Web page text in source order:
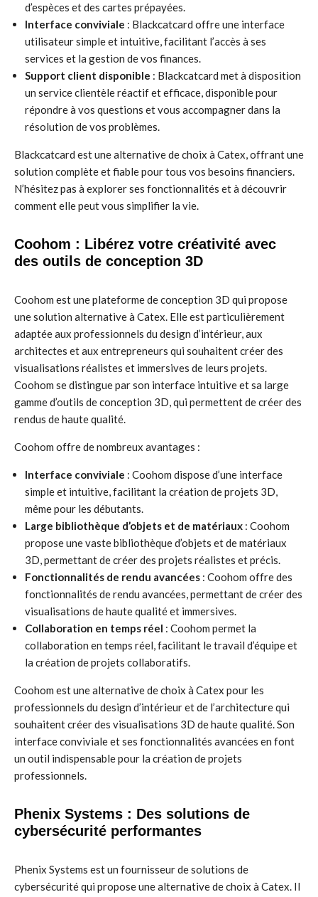
d’espèces et des cartes prépayées.
Interface conviviale : Blackcatcard offre une interface
utilisateur simple et intuitive, facilitant l’accès à ses
services et la gestion de vos finances.
Support client disponible : Blackcatcard met à disposition
un service clientèle réactif et efficace, disponible pour
répondre à vos questions et vous accompagner dans la
résolution de vos problèmes.
Blackcatcard est une alternative de choix à Catex, offrant une
solution complète et fiable pour tous vos besoins financiers.
N’hésitez pas à explorer ses fonctionnalités et à découvrir
comment elle peut vous simplifier la vie.
Coohom : Libérez votre créativité avec
des outils de conception 3D
Coohom est une plateforme de conception 3D qui propose
une solution alternative à Catex. Elle est particulièrement
adaptée aux professionnels du design d’intérieur, aux
architectes et aux entrepreneurs qui souhaitent créer des
visualisations réalistes et immersives de leurs projets.
Coohom se distingue par son interface intuitive et sa large
gamme d’outils de conception 3D, qui permettent de créer des
rendus de haute qualité.
Coohom offre de nombreux avantages :
Interface conviviale : Coohom dispose d’une interface
simple et intuitive, facilitant la création de projets 3D,
même pour les débutants.
Large bibliothèque d’objets et de matériaux : Coohom
propose une vaste bibliothèque d’objets et de matériaux
3D, permettant de créer des projets réalistes et précis.
Fonctionnalités de rendu avancées : Coohom offre des
fonctionnalités de rendu avancées, permettant de créer des
visualisations de haute qualité et immersives.
Collaboration en temps réel : Coohom permet la
collaboration en temps réel, facilitant le travail d’équipe et
la création de projets collaboratifs.
Coohom est une alternative de choix à Catex pour les
professionnels du design d’intérieur et de l’architecture qui
souhaitent créer des visualisations 3D de haute qualité. Son
interface conviviale et ses fonctionnalités avancées en font
un outil indispensable pour la création de projets
professionnels.
Phenix Systems : Des solutions de
cybersécurité performantes
Phenix Systems est un fournisseur de solutions de
cybersécurité qui propose une alternative de choix à Catex. Il